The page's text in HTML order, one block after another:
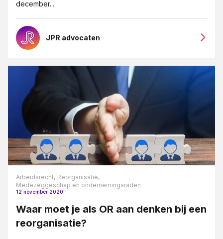
december...
JPR advocaten
Arbeidsrecht, Reorganisatie,
Medezeggeschap en ondernemingsraden
12 november 2020
Waar moet je als OR aan denken bij een
reorganisatie?